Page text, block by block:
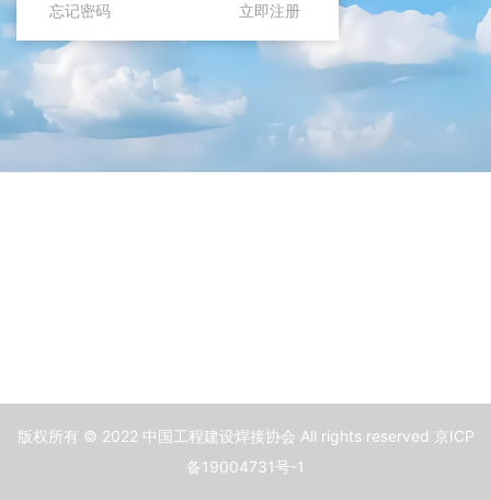
忘记密码 立即注册
版权所有 © 2022 中国工程建设焊接协会 All rights reserved 京ICP
备19004731号-1